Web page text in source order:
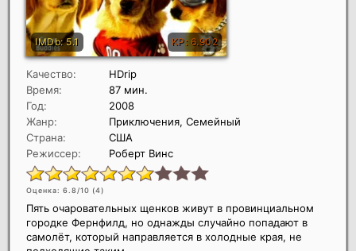
Качество:
HDrip
Время:
87 мин.
Год:
2008
Жанр:
Приключения, Семейный
Страна:
США
Режиссер:
Роберт Винс
Оценка: 6.8/10 (4)
Пять очаровательных щенков живут в провинциальном
городке Фернфилд, но однажды случайно попадают в
самолёт, который направляется в холодные края, не